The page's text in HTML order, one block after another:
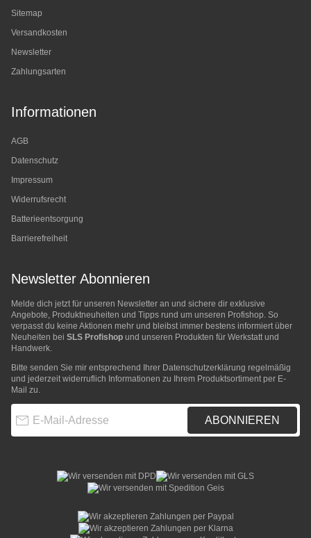
Sitemap
Versandkosten
Newsletter
Zahlungsarten
Informationen
AGB
Datenschutz
Impressum
Widerrufsrecht
Batterieentsorgung
Barrierefreiheit
Newsletter Abonnieren
Melde dich jetzt für unseren Newsletter an und sichere dir exklusive
Angebote, Produktneuheiten und Tipps rund um unseren Profishop. So
verpasst du keine Aktionen mehr und bleibst immer bestens informiert über
Neuheiten bei SLS Profishop und unseren Produkten für Werkstatt und
Handwerk.
Bitte senden Sie mir entsprechend Ihrer Datenschutzerklärung regelmäßig
und jederzeit widerruflich Informationen zu Ihrem Produktsortiment per E-
Mail zu.
ABONNIEREN